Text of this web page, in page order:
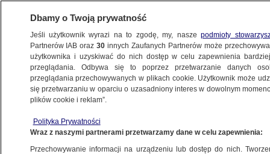
BIZNES
Z KRAJU
nigdy nie spłaci długu. Skarga
nadzwyczajna
Dbamy o Twoją prywatność
Jeśli użytkownik wyrazi na to zgodę, my, naszepodmioty
Partnerów IAB oraz30 innych Zaufanych Partnerów może
użytkownika i uzyskiwać do nich dostęp w celu zapewnienia
przeglądania. Odbywa się to poprzez przetwarzanie danych
przeglądania przechowywanych w plikach cookie. Użytkownik może
się przetwarzaniu w oparciu o uzasadniony interes w dowolnym
plików cookie i reklam”.
Polityka Prywatności
Wraz z naszymi partnerami przetwarzamy dane w celu zapewnienia:
Przechowywanie informacji na urządzeniu lub dostęp do nich.